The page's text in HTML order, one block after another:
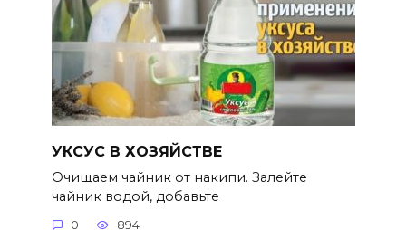
УКСУС В ХОЗЯЙСТВЕ
Очищаем чайник от накипи. Залейте
чайник водой, добавьте
0 894